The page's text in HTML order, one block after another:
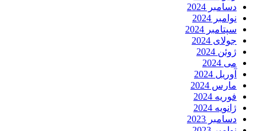
دسامبر 2024
نوامبر 2024
سپتامبر 2024
جولای 2024
ژوئن 2024
می 2024
آوریل 2024
مارس 2024
فوریه 2024
ژانویه 2024
دسامبر 2023